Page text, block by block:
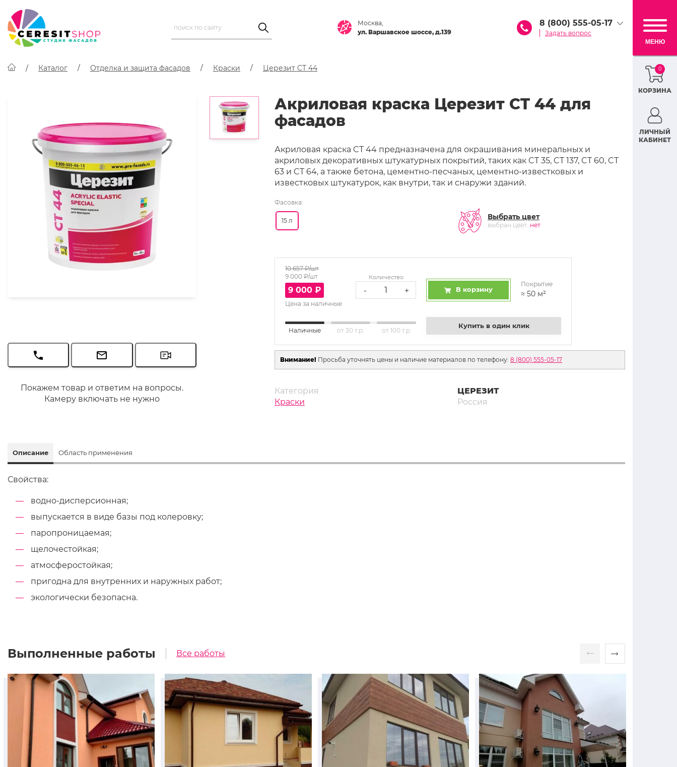
0
КОРЗИНА
ЛИЧНЫЙ
КАБИНЕТ
МЕНЮ
Москва,
ул. Варшавское шоссе, д.139
8 (800) 555-05-17
Задать вопрос
Каталог Отделка и защита фасадов Краски Церезит CT 44
Покажем товар и ответим на вопросы.
Камеру включать не нужно
Акриловая краска Церезит CT 44 для
фасадов
Акриловая краска CT 44 предназначена для окрашивания минеральных и
акриловых декоративных штукатурных покрытий, таких как CT 35, CT 137, CT 60, CT
63 и CT 64, а также бетона, цементно-песчаных, цементно-известковых и
известковых штукатурок, как внутри, так и снаружи зданий.
Фасовка:
15 л Выбрать цвет
выбран цвет: нет
10 657₽/шт
9 000 ₽/шт
9 000 ₽
Цена за наличные
Наличные от 30 т.р. от 100 т.р.
Количество
- + В корзину
Покрытие
≈ 50 м²
Купить в один клик
Внимание! Просьба уточнять цены и наличие материалов по телефону: 8 (800) 555-05-17
Категория
Краски
ЦЕРЕЗИТ
Россия
Описание Область применения
Свойства:
водно-дисперсионная;
выпускается в виде базы под колеровку;
паропроницаемая;
щелочестойкая;
атмосферостойкая;
пригодна для внутренних и наружных работ;
экологически безопасна.
Выполненные работы Все работы